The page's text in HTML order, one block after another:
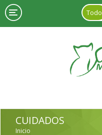
Pasar al contenido principal
Todo
CUIDADOS
Inicio